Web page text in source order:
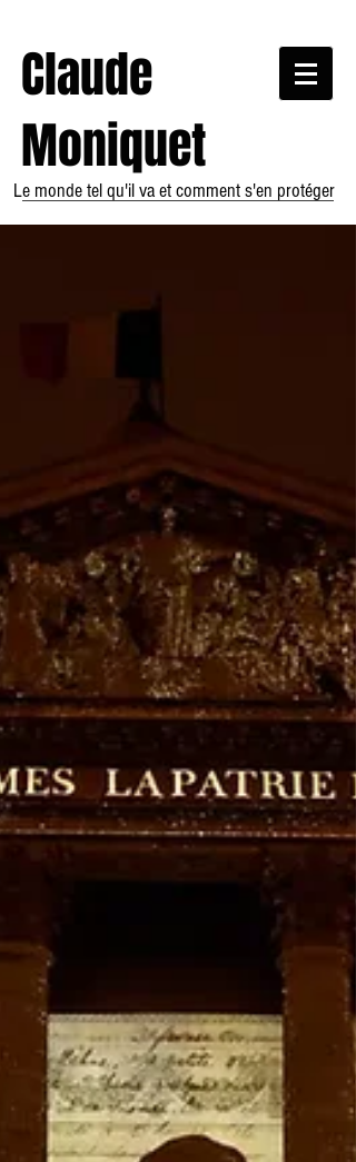
Claude
Moniquet
Le monde tel qu'il va et comment s'en protéger